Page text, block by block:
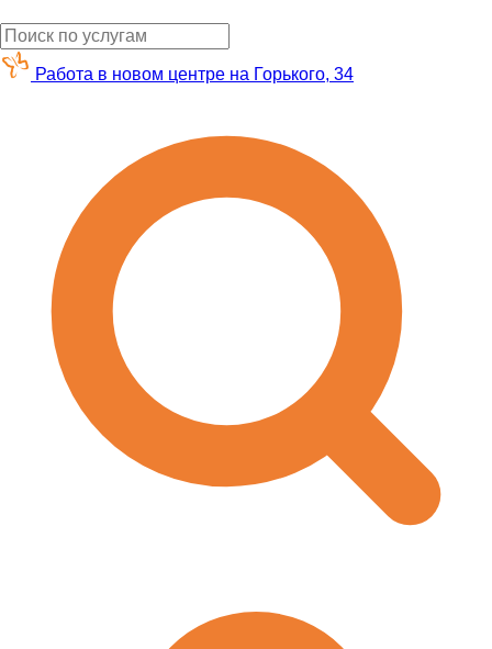
Работа в новом центре на Горького, 34